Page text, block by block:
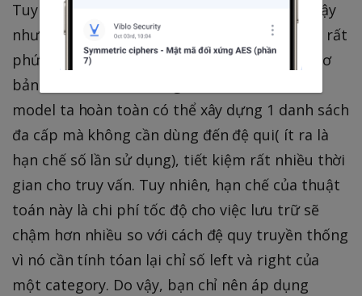
Tuy đã trình bày vấn đề sửa xóa, move như vậy
nhưng trường hợp move nếu phân tích kĩ thì rất
phức tạp, mình trình bày vấn đề này ở mức cơ
bản đủ để bạn hiểu rằng đối với nested set
model ta hoàn toàn có thể xây dựng 1 danh sách
đa cấp mà không cần dùng đến đệ qui( ít ra là
hạn chế số lần sử dụng), tiết kiệm rất nhiều thời
gian cho truy vấn. Tuy nhiên, hạn chế của thuật
toán này là chi phí tốc độ cho việc lưu trữ sẽ
chậm hơn nhiều so với cách đệ quy truyền thống
vì nó cần tính tóan lại chỉ số left và right của
một category. Do vậy, bạn chỉ nên áp dụng